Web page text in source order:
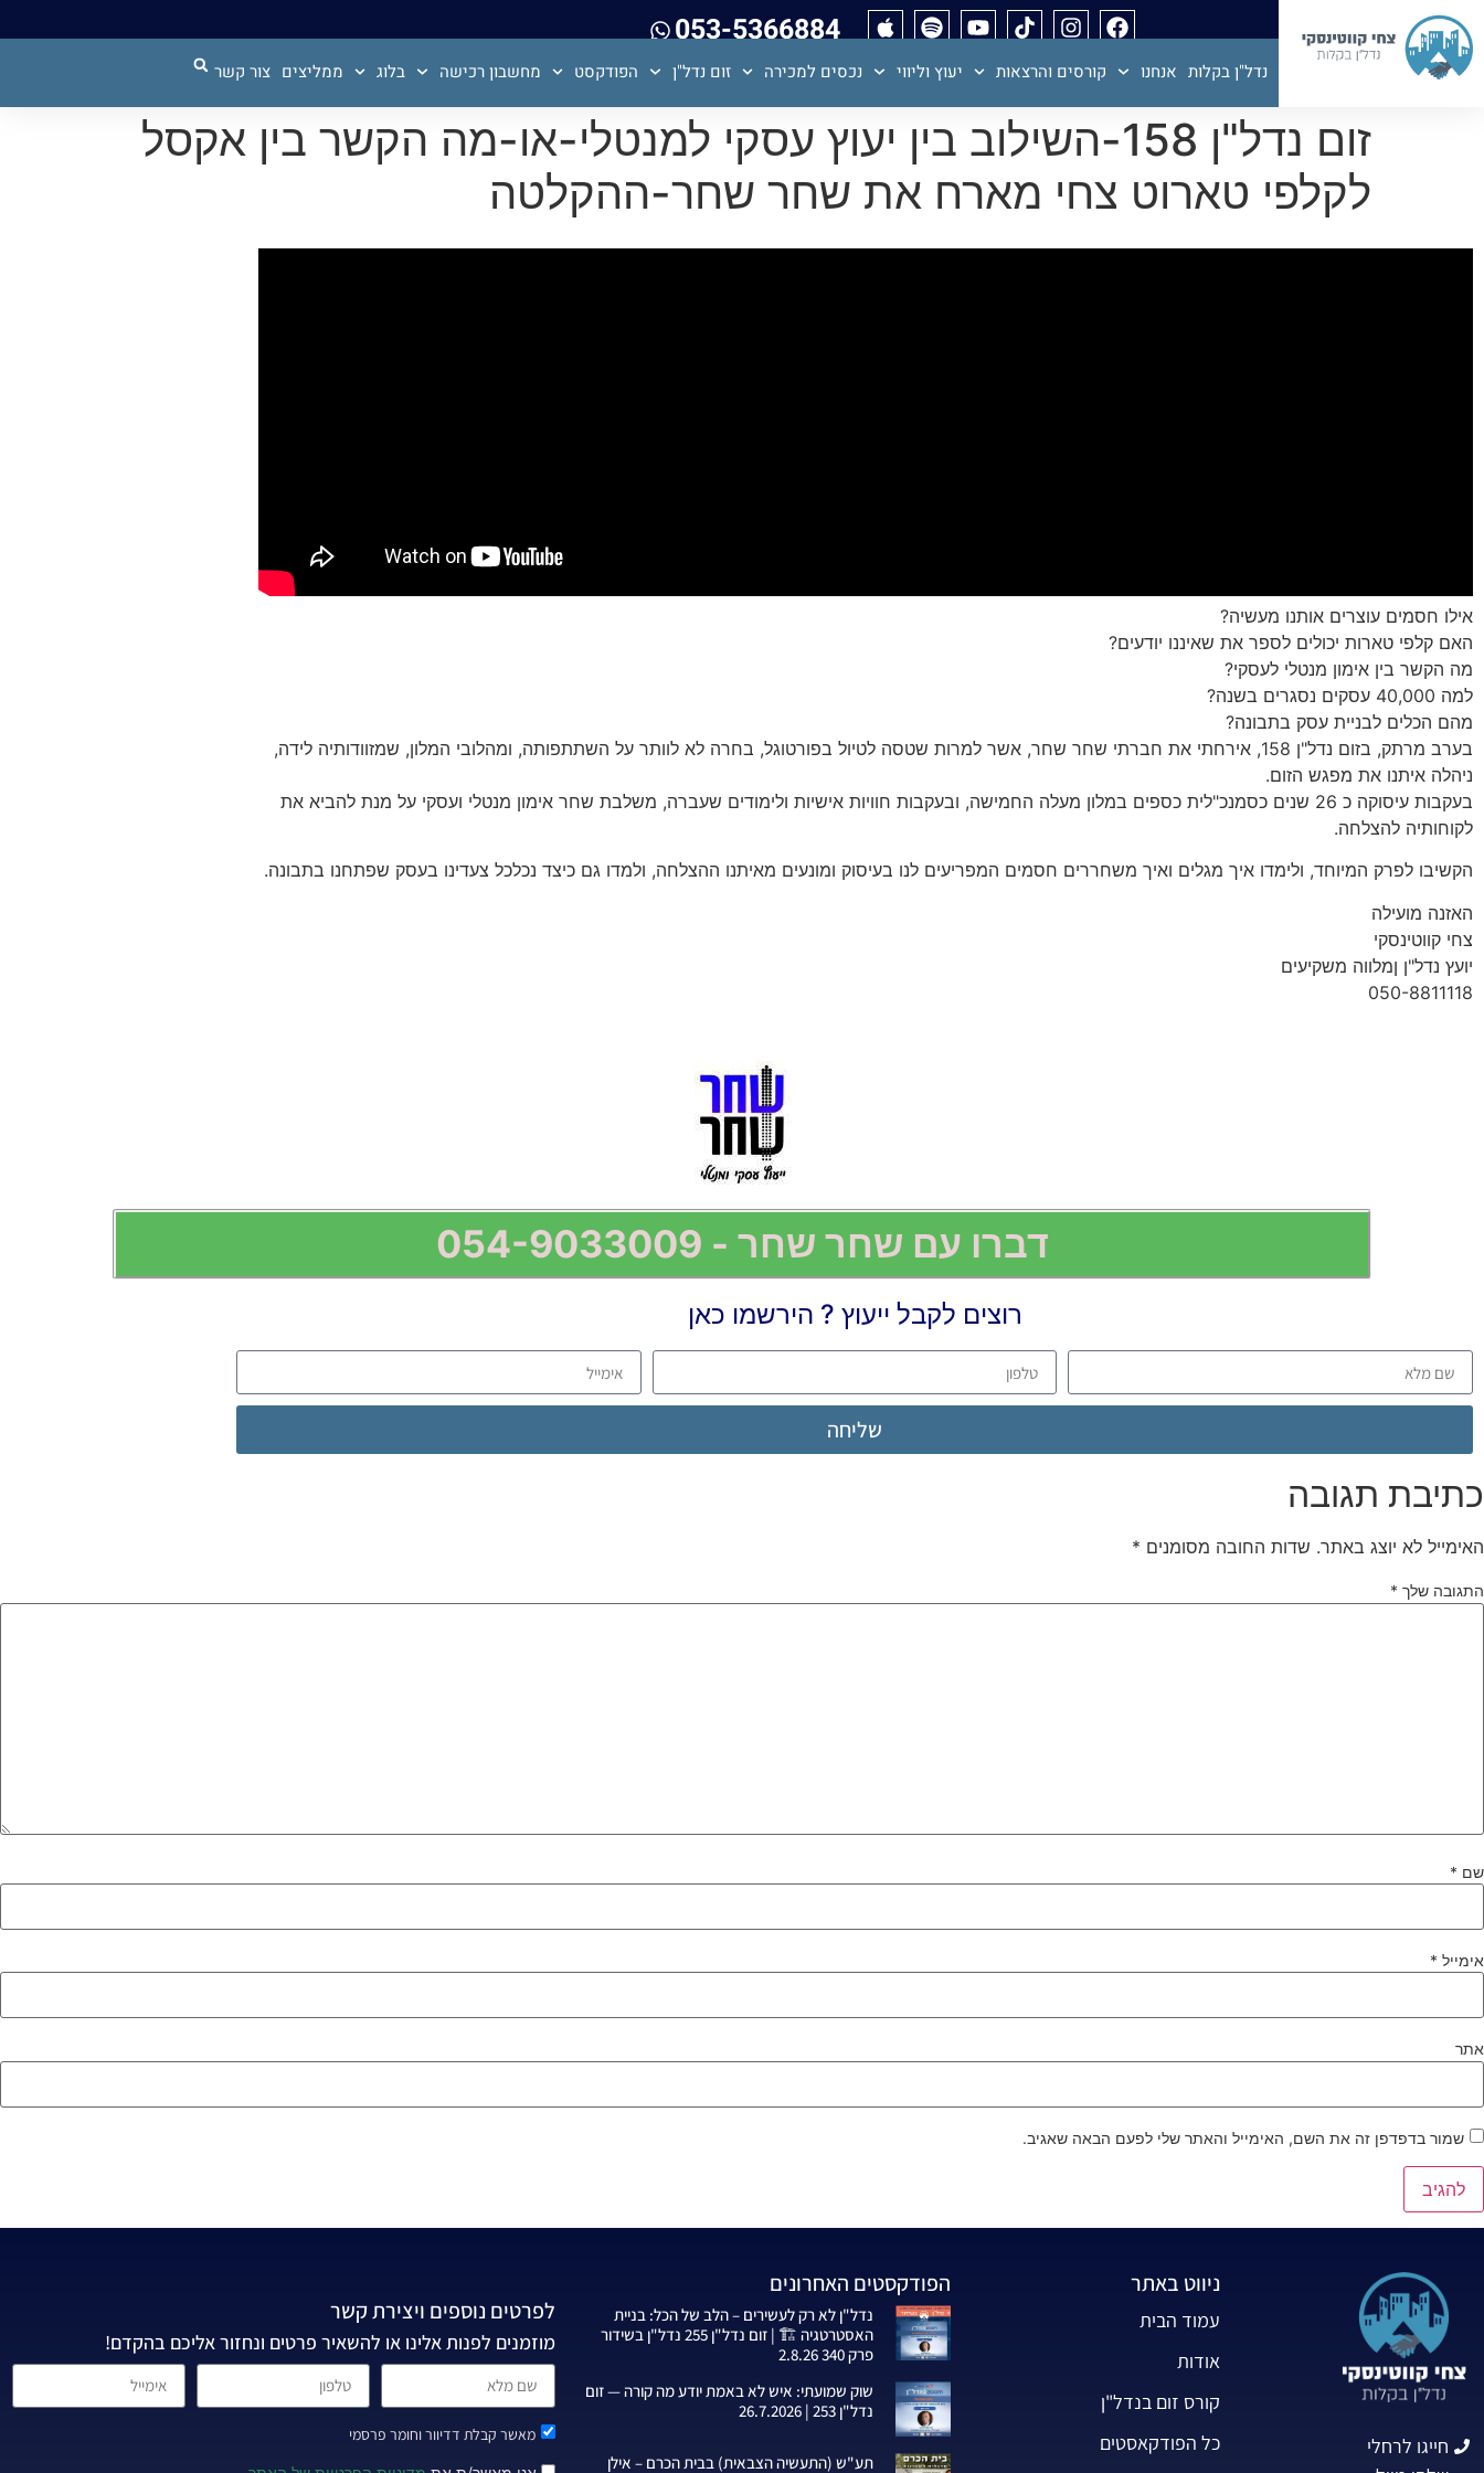
053-5366884
נדל"ן בקלות אנחנו קורסים והרצאות יעוץ וליווי נכסים למכירה זום נדל"ן הפודקסט מחשבון רכישה בלוג ממליצים צור קשר
זום נדל"ן 158-השילוב בין יעוץ עסקי למנטלי-או-מה הקשר בין אקסל
לקלפי טארוט צחי מארח את שחר שחר-ההקלטה
אילו חסמים עוצרים אותנו מעשיה?
האם קלפי טארות יכולים לספר את שאיננו יודעים?
מה הקשר בין אימון מנטלי לעסקי?
למה 40,000 עסקים נסגרים בשנה?
מהם הכלים לבניית עסק בתבונה?
בערב מרתק, בזום נדל"ן 158, אירחתי את חברתי שחר שחר, אשר למרות שטסה לטיול בפורטוגל, בחרה לא לוותר על השתתפותה, ומהלובי המלון, שמזוודותיה לידה,
ניהלה איתנו את מפגש הזום.
בעקבות עיסוקה כ 26 שנים כסמנכ"לית כספים במלון מעלה החמישה, ובעקבות חוויות אישיות ולימודים שעברה, משלבת שחר אימון מנטלי ועסקי על מנת להביא את
לקוחותיה להצלחה.
הקשיבו לפרק המיוחד, ולימדו איך מגלים ואיך משחררים חסמים המפריעים לנו בעיסוק ומונעים מאיתנו ההצלחה, ולמדו גם כיצד נכלכל צעדינו בעסק שפתחנו בתבונה.
האזנה מועילה
צחי קווטינסקי
יועץ נדל"ן ןמלווה משקיעים
050-8811118
דברו עם שחר שחר - 054-9033009
רוצים לקבל ייעוץ ? הירשמו כאן
שליחה
כתיבת תגובה
האימייל לא יוצג באתר. שדות החובה מסומנים *
התגובה שלך *
שם *
אימייל *
אתר
שמור בדפדפן זה את השם, האימייל והאתר שלי לפעם הבאה שאגיב.
חייגו לרחלי
ניווט באתר
עמוד הבית
אודות
קורס זום בנדל"ן
כל הפודקאסטים
הפודקסטים האחרונים
נדל"ן לא רק לעשירים – הלב של הכל: בניית
האסטרטגיה 🏗️ | זום נדל"ן 255 נדל"ן בשידור
פרק 340 2.8.26
שוק שמועתי: איש לא באמת יודע מה קורה — זום
נדל"ן 253 | 26.7.2026
תע"ש (התעשיה הצבאית) בבית הכרם – אילן
לפרטים נוספים ויצירת קשר
מוזמנים לפנות אלינו או להשאיר פרטים ונחזור אליכם בהקדם!
מאשר קבלת דדיוור וחומר פרסמי